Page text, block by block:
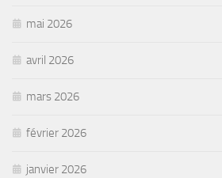
mai 2026
avril 2026
mars 2026
février 2026
janvier 2026